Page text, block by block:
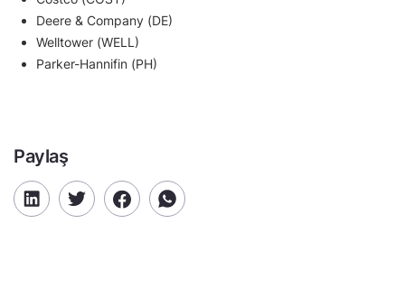
Deere & Company (DE)
Welltower (WELL)
Parker-Hannifin (PH)
Paylaş